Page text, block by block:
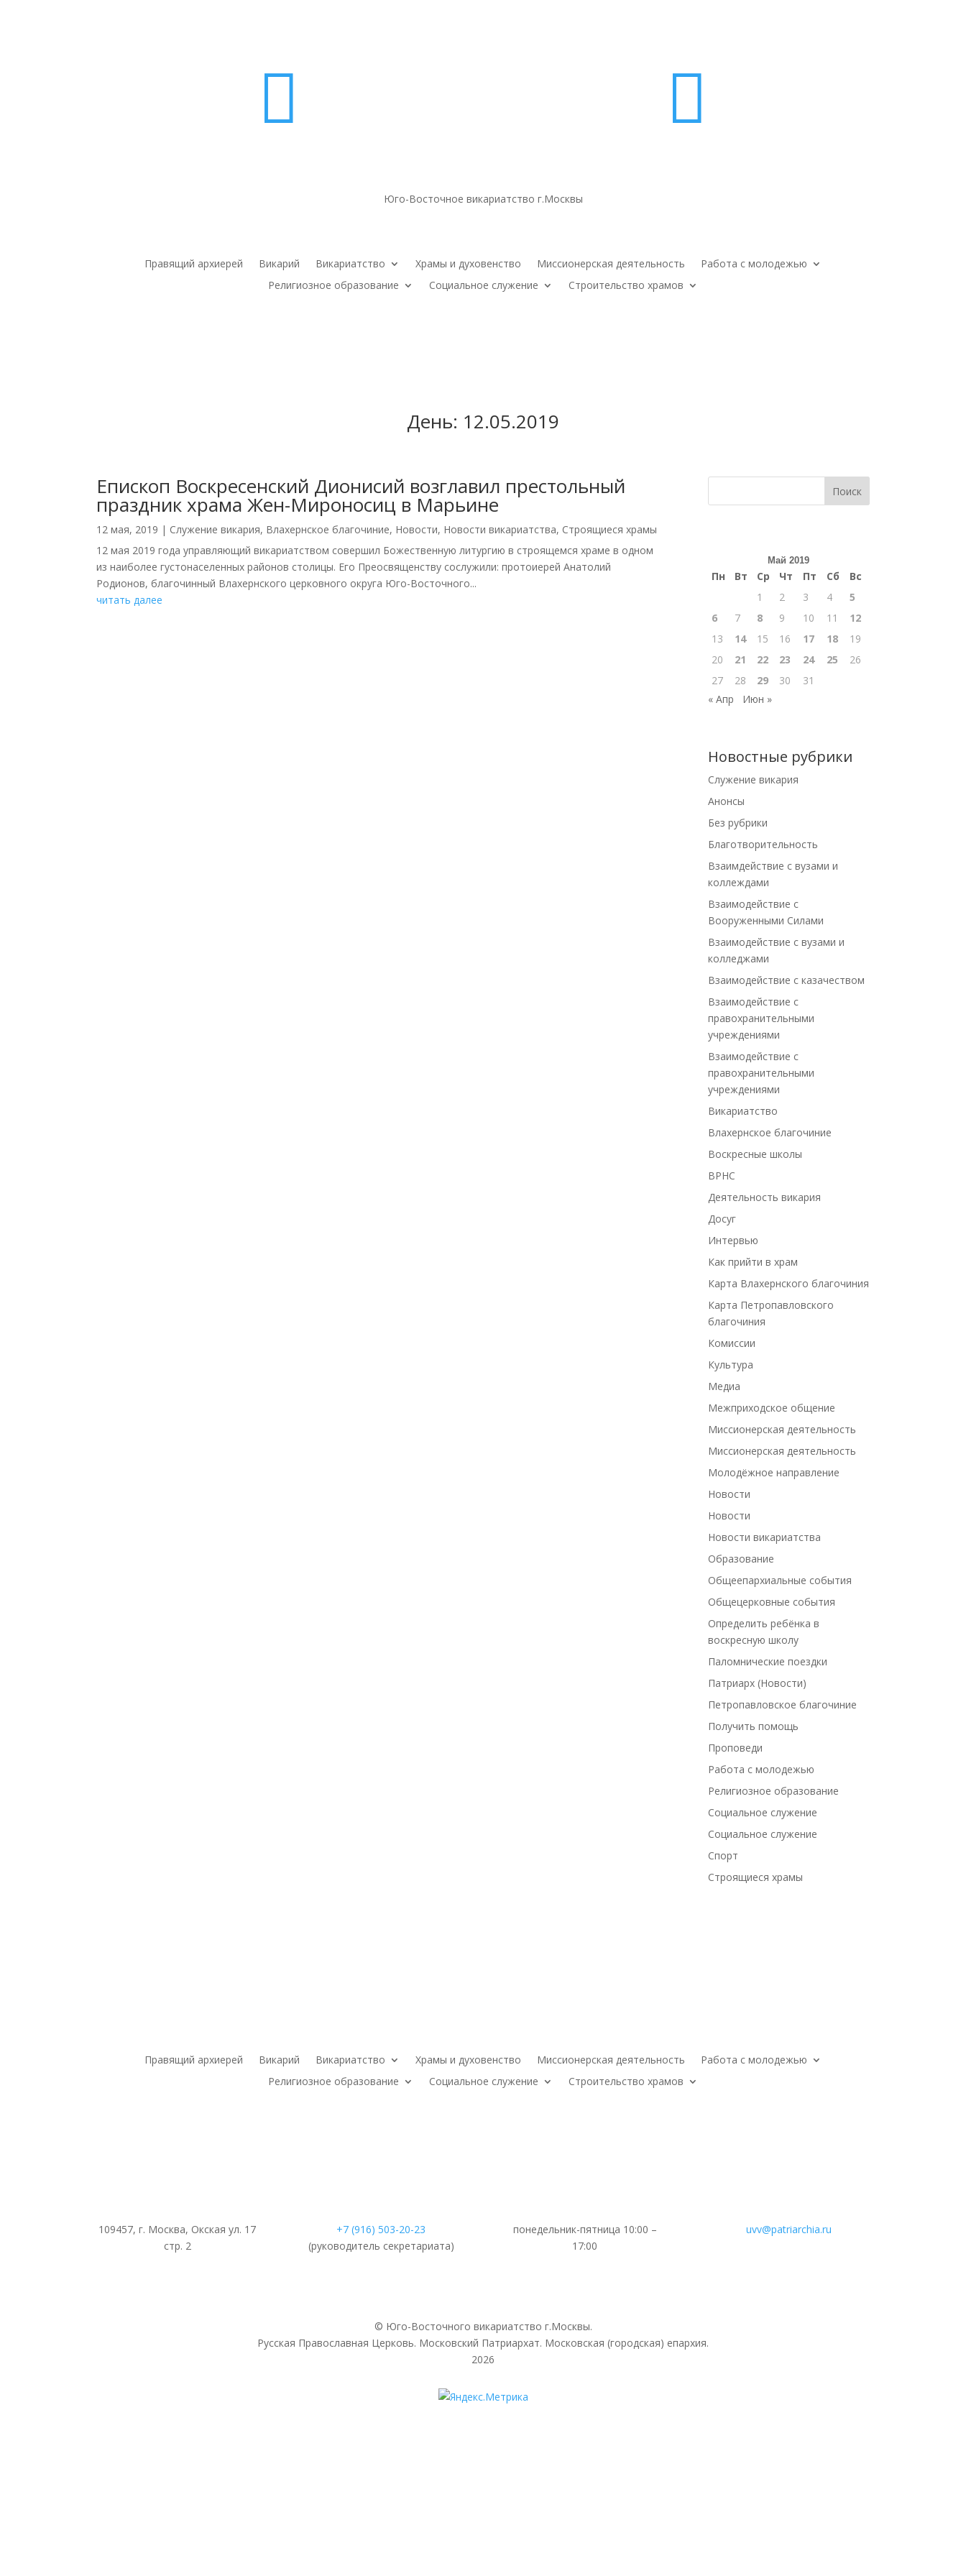
 
Юго-Восточное викариатство г.Москвы
Правящий архиерей Викарий Викариатство Храмы и духовенство Миссионерская деятельность
Работа с молодежью
Религиозное образование
Социальное служение Строительство храмов
День: 12.05.2019
Епископ Воскресенский Дионисий возглавил престольный
праздник храма Жен-Мироносиц в Марьине
12 мая, 2019 | Cлужение викария, Влахернское благочиние, Новости, Новости викариатства, Строящиеся храмы
12 мая 2019 года управляющий викариатством совершил Божественную литургию в строящемся храме в одном
из наиболее густонаселенных районов столицы. Его Преосвященству сослужили: протоиерей Анатолий
Родионов, благочинный Влахернского церковного округа Юго-Восточного...
читать далее
Поиск
Май 2019
Пн Вт Ср Чт Пт Сб
Вс
1
2 3 4
5
6
7 8 9 10 11
12
13
14 15 16 17 18
19
20
21 22 23 24 25
26
27
28 29 30
31
« Апр
Июн »
Новостные рубрики
Cлужение викария
Анонсы
Без рубрики
Благотворительность
Взаимдействие с вузами и
коллеждами
Взаимодействие с
Вооруженными Силами
Взаимодействие с вузами и
колледжами
Взаимодействие с казачеством
Взаимодействие с
правохранительными
учреждениями
Взаимодействие с
правохранительными
учреждениями
Викариатство
Влахернское благочиние
Воскресные школы
ВРНС
Деятельность викария
Досуг
Интервью
Как прийти в храм
Карта Влахернского благочиния
Карта Петропавловского
благочиния
Комиссии
Культура
Медиа
Межприходское общение
Миссионерская деятельность
Миссионерская деятельность
Молодёжное направление
Новости
Новости
Новости викариатства
Образование
Общеепархиальные события
Общецерковные события
Определить ребёнка в
воскресную школу
Паломнические поездки
Патриарх (Новости)
Петропавловское благочиние
Получить помощь
Проповеди
Работа с молодежью
Религиозное образование
Социальное служение
Социальное служение
Спорт
Строящиеся храмы
Правящий архиерей Викарий Викариатство Храмы и духовенство Миссионерская деятельность
Работа с молодежью
Религиозное образование
Социальное служение Строительство храмов
109457, г. Москва, Окская ул. 17
стр. 2
+7 (916) 503-20-23
(руководитель секретариата)
понедельник-пятница 10:00 –
17:00
uvv@patriarchia.ru
© Юго-Восточного викариатствo г.Москвы.
Русская Православная Церковь. Московский Патриархат. Московская (городская) епархия.
2026